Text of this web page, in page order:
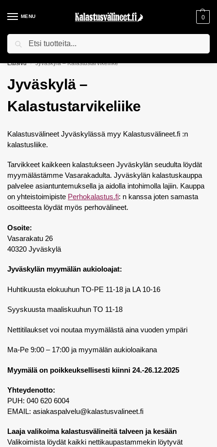
MENU 0
ILMAINEN TOIMITUS YLI 75€ TILAUKSILLE!
Etusivu / Jyväskylä – Kalastustarvikeliike
Jyväskylä –
Kalastustarvikeliike
Kalastusvälineet Jyväskylässä myy Kalastusvälineet.fi :n
kalastusliike.
Tarvikkeet kaikkeen kalastukseen Jyväskylän seudulta löydät
myymälästämme Vasarakadulta. Jyväskylän kalastuskauppa
palvelee asiantuntemuksella ja aidolla intohimolla lajiin. Kauppa
on yhteistoimipiste Perhokalastus.fi: n kanssa joten samasta
osoitteesta löydät myös perhovälineet.
Osoite:
Vasarakatu 26
40320 Jyväskylä
Jyväskylän myymälän aukioloajat:
Huhtikuusta elokuuhun TO-PE 11-18 ja LA 10-16
Syyskuusta maaliskuuhun TO 11-18
Nettitilaukset voi noutaa myymälästä aina vuoden ympäri
Ma-Pe 9:00 – 17:00 ja myymälän aukioloaikana
Myymälä on poikkeuksellisesti kiinni 24.-26.12.2025
Yhteydenotto:
PUH: 040 620 6004
EMAIL: asiakaspalvelu@kalastusvalineet.fi
Laaja valikoima kalastusvälineitä talveen ja kesään
Valikoimista löydät kaikki nettikaupastammekin löytyvät